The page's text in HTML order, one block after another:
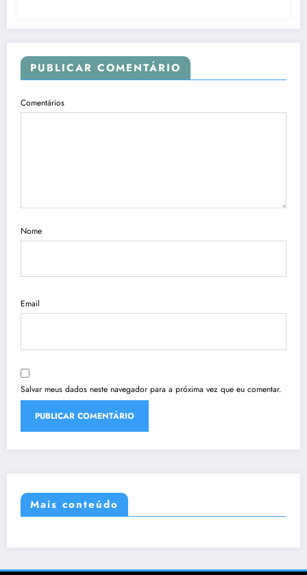
PUBLICAR COMENTÁRIO
Comentários
Nome
Email
Salvar meus dados neste navegador para a próxima vez que eu comentar.
Mais conteúdo